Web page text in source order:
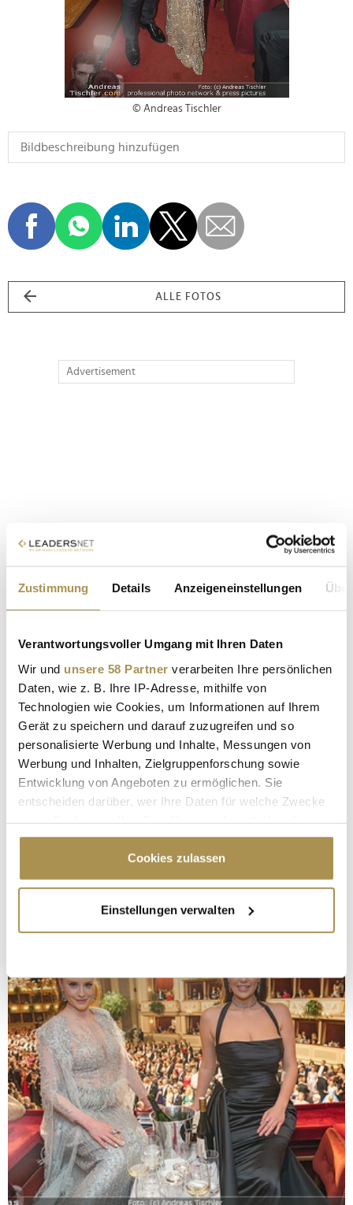
Zustimmung Details Anzeigeneinstellungen
Verantwortungsvoller Umgang mit Ihren Daten
Wir und unsere 58 Partner verarbeiten Ihre persönlichen
Daten, wie z. B. Ihre IP-Adresse, mithilfe von
Technologien wie Cookies, um Informationen auf Ihrem
Gerät zu speichern und darauf zuzugreifen und so
personalisierte Werbung und Inhalte, Messungen von
Werbung und Inhalten, Zielgruppenforschung sowie
Entwicklung von Angeboten zu ermöglichen. Sie
entscheiden darüber, wer Ihre Daten für welche Zwecke
Cookie-Erklärung oder durch Klicken auf das Privacy
Trigger Symbol ändern oder widerrufen
Informationen über Ihre geografische Lage
erfassen, welche bis auf einige Meter genau sein
bestimmten Merkmalen (Fingerprinting) identifizieren
Erfahren Sie mehr darüber, wie Ihre persönlichen Daten
verarbeitet werden, und legen Sie Ihre Präferenzen im
Abschnitt Einzelheitenfest.
Wir verwenden Cookies, um Inhalte und Anzeigen zu
personalisieren, Funktionen für soziale Medien anbieten
zu können und die Zugriffe auf unsere Website zu
analysieren. Außerdem geben wir Informationen zu Ihrer
Verwendung unserer Website an unsere Partner für
soziale Medien, Werbung und Analysen weiter. Unsere
Cookies zulassen
Einstellungen verwalten
© Andreas Tischler
ALLE FOTOS
Advertisement